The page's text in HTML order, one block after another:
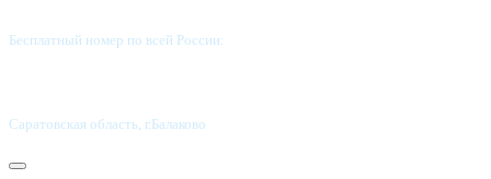
Бесплатный номер по всей России:
Саратовская область, г.Балаково